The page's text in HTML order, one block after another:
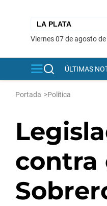
viernes 07 de agosto
ÚLTIMAS
Portada >Política
contra